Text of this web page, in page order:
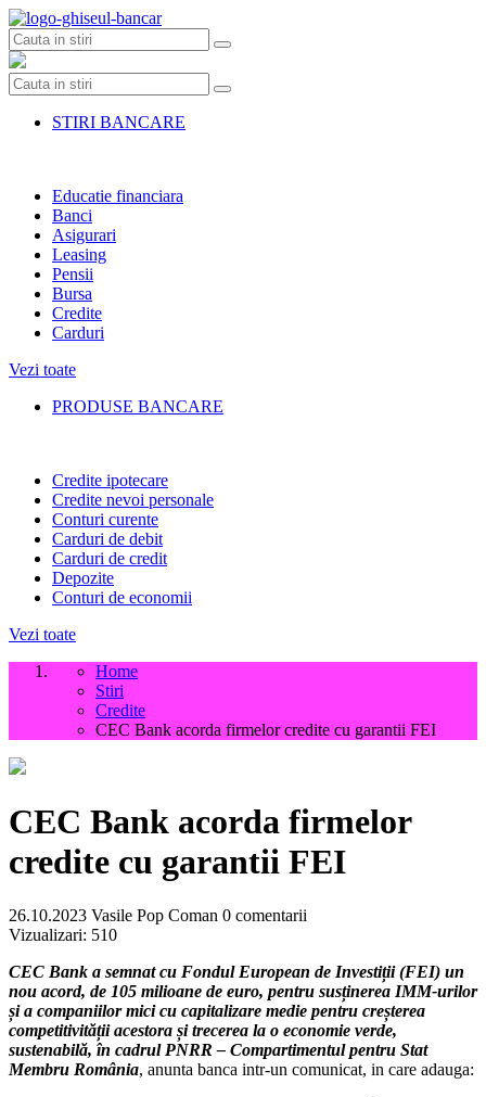
Skip
to
content
STIRI BANCARE
Educatie financiara
Banci
Asigurari
Leasing
Pensii
Bursa
Credite
Carduri
Vezi toate
PRODUSE BANCARE
Credite ipotecare
Credite nevoi personale
Conturi curente
Carduri de debit
Carduri de credit
Depozite
Conturi de economii
Vezi toate
Home
Stiri
Credite
CEC Bank acorda firmelor credite cu garantii FEI
CEC Bank acorda firmelor
credite cu garantii FEI
26.10.2023 Vasile Pop Coman 0 comentarii
Vizualizari: 510
CEC Bank a semnat cu Fondul European de Investiții (FEI) un
nou acord, de 105 milioane de euro, pentru susținerea IMM-urilor
și a companiilor mici cu capitalizare medie pentru creșterea
competitivității acestora și trecerea la o economie verde,
sustenabilă, în cadrul PNRR – Compartimentul pentru Stat
Membru România, anunta banca intr-un comunicat, in care adauga: